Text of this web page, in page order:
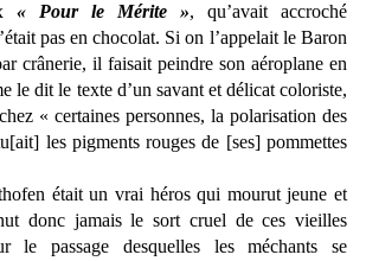
« Pour le Mérite », qu’avait accroché
pas en chocolat. Si on l’appelait le Baron
crânerie, il faisait peindre son aéroplane en
le dit le texte d’un savant et délicat coloriste,
« certaines personnes, la polarisation des
les pigments rouges de [ses] pommettes
était un vrai héros qui mourut jeune et
donc jamais le sort cruel de ces vieilles
le passage desquelles les méchants se